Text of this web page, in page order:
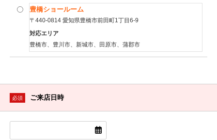
豊橋ショールーム
〒440-0814 愛知県豊橋市前田町1丁目6-9
対応エリア
豊橋市、豊川市、新城市、田原市、蒲郡市
必須 ご来店日時